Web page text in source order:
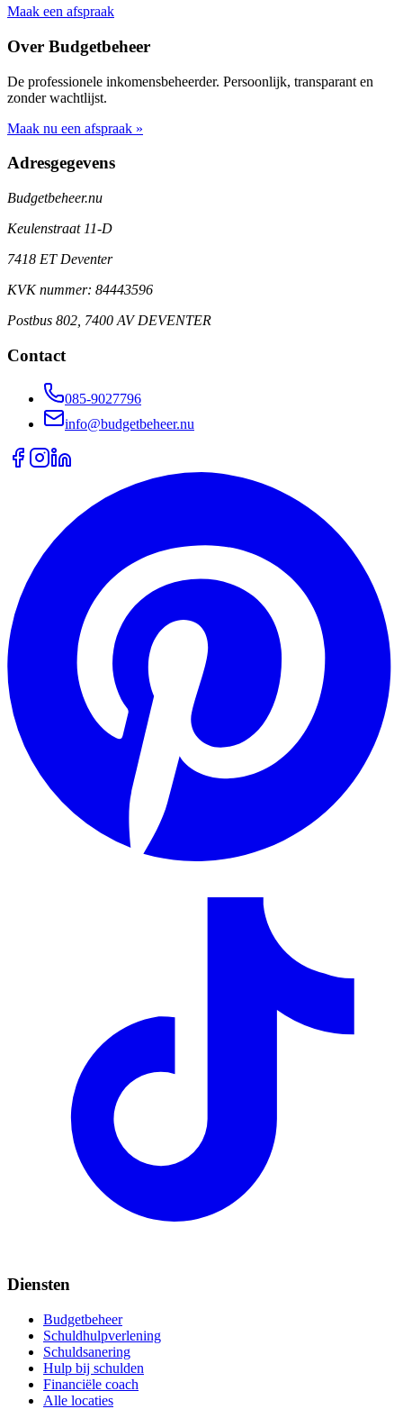
Maak een afspraak
Over Budgetbeheer
De professionele inkomensbeheerder. Persoonlijk, transparant en
zonder wachtlijst.
Maak nu een afspraak »
Adresgegevens
Budgetbeheer.nu
Keulenstraat 11-D
7418 ET Deventer
KVK nummer: 84443596
Postbus 802, 7400 AV DEVENTER
Contact
085-9027796
info@budgetbeheer.nu
Diensten
Budgetbeheer
Schuldhulpverlening
Schuldsanering
Hulp bij schulden
Financiële coach
Alle locaties